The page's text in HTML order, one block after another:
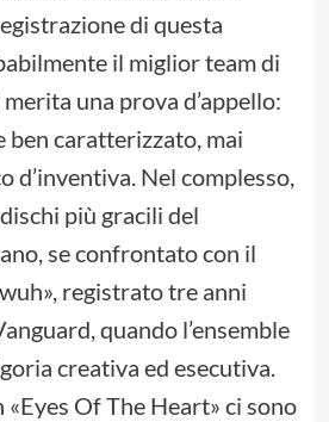
di questa
il miglior team di
una prova d’appello:
ben caratterizzato, mai
d’inventiva. Nel complesso,
più gracili del
se confrontato con il
registrato tre anni
quando l’ensemble
creativa ed esecutiva.
Of The Heart» ci sono